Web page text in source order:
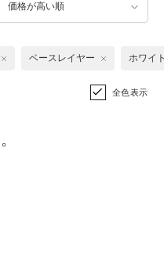
価格が高い順
ベースレイヤー ホワイ
全色表示